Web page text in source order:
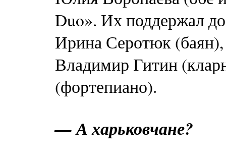
Duo». Их поддержал
Ирина Серотюк
Владимир Гитин
(фортепиано).
— А харьковчане?